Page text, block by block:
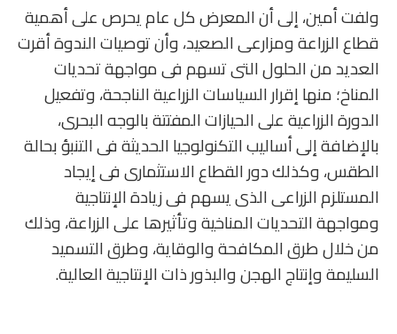
ولفت أمين، إلى أن المعرض كل عام يحرص على أهمية
قطاع الزراعة ومزارعى الصعيد، وأن توصيات الندوة أقرت
العديد من الحلول التى تسهم فى مواجهة تحديات
المناخ؛ منها إقرار السياسات الزراعية الناجحة، وتفعيل
الدورة الزراعية على الحيازات المفتتة بالوجه البحرى،
بالإضافة إلى أساليب التكنولوجيا الحديثة فى التنبؤ بحالة
الطقس، وكذلك دور القطاع الاستثمارى فى إيجاد
المستلزم الزراعى الذى يسهم فى زيادة الإنتاجية
ومواجهة التحديات المناخية وتأثيرها على الزراعة، وذلك
من خلال طرق المكافحة والوقاية، وطرق التسميد
السليمة وإنتاج الهجن والبذور ذات الإنتاجية العالية.